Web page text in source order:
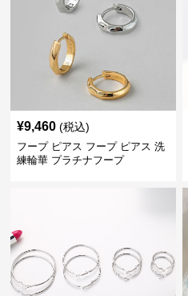
¥9,460 (税込)
フープ ピアス フープ ピアス 洗
練輪華 プラチナフープ